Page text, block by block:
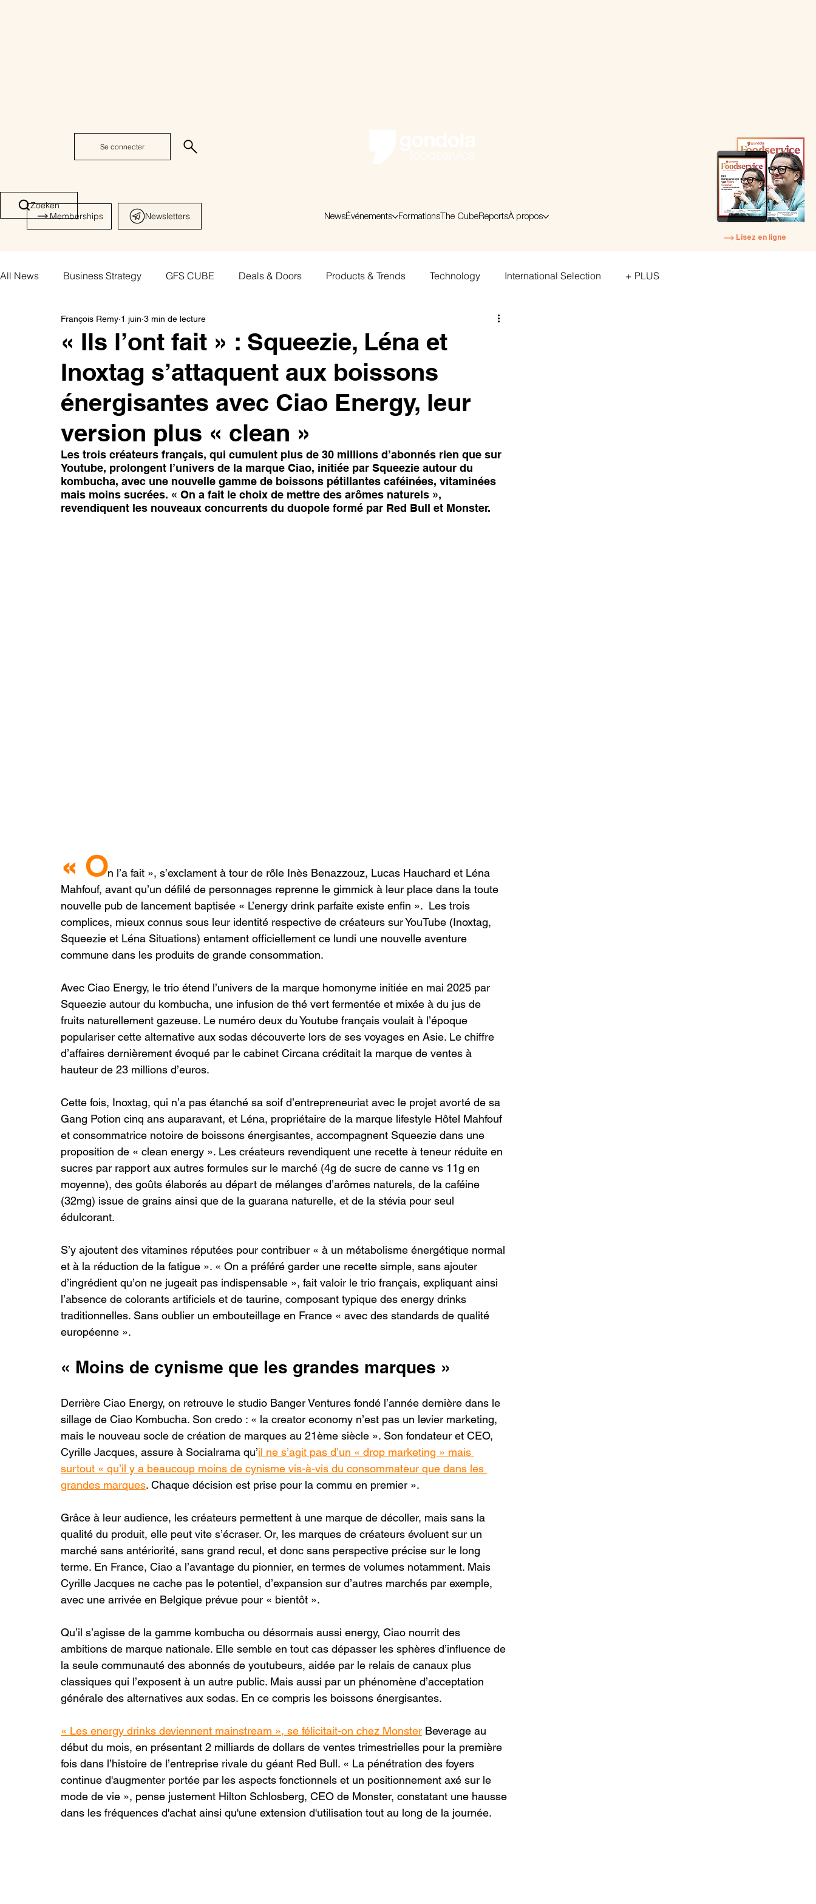
Zoeken
Se connecter
Memberships Newsletters NewsÉvénements Formations The CubeReportsÀ propos
Lisez en ligne
All News Business Strategy GFS CUBE Deals & Doors Products & Trends Technology International Selection + PLUS
« Ils l’ont fait » : Squeezie, Léna et
Inoxtag s’attaquent aux boissons
énergisantes avec Ciao Energy, leur
version plus « clean »
François Remy 1 juin 3 min de lecture
Les trois créateurs français, qui cumulent plus de 30 millions d’abonnés rien que sur
Youtube, prolongent l’univers de la marque Ciao, initiée par Squeezie autour du
kombucha, avec une nouvelle gamme de boissons pétillantes caféinées, vitaminées
mais moins sucrées. « On a fait le choix de mettre des arômes naturels »,
revendiquent les nouveaux concurrents du duopole formé par Red Bull et Monster.
« On l’a fait », s’exclament à tour de rôle Inès Benazzouz, Lucas Hauchard et Léna
Mahfouf, avant qu’un défilé de personnages reprenne le gimmick à leur place dans la toute
nouvelle pub de lancement baptisée « L’energy drink parfaite existe enfin ».  Les trois
complices, mieux connus sous leur identité respective de créateurs sur YouTube (Inoxtag,
Squeezie et Léna Situations) entament officiellement ce lundi une nouvelle aventure
commune dans les produits de grande consommation.
Avec Ciao Energy, le trio étend l’univers de la marque homonyme initiée en mai 2025 par
Squeezie autour du kombucha, une infusion de thé vert fermentée et mixée à du jus de
fruits naturellement gazeuse. Le numéro deux du Youtube français voulait à l’époque
populariser cette alternative aux sodas découverte lors de ses voyages en Asie. Le chiffre
d’affaires dernièrement évoqué par le cabinet Circana créditait la marque de ventes à
hauteur de 23 millions d’euros.
Cette fois, Inoxtag, qui n’a pas étanché sa soif d’entrepreneuriat avec le projet avorté de sa
Gang Potion cinq ans auparavant, et Léna, propriétaire de la marque lifestyle Hôtel Mahfouf
et consommatrice notoire de boissons énergisantes, accompagnent Squeezie dans une
proposition de « clean energy ». Les créateurs revendiquent une recette à teneur réduite en
sucres par rapport aux autres formules sur le marché (4g de sucre de canne vs 11g en
moyenne), des goûts élaborés au départ de mélanges d’arômes naturels, de la caféine
(32mg) issue de grains ainsi que de la guarana naturelle, et de la stévia pour seul
édulcorant.
S’y ajoutent des vitamines réputées pour contribuer « à un métabolisme énergétique normal
et à la réduction de la fatigue ». « On a préféré garder une recette simple, sans ajouter
d’ingrédient qu’on ne jugeait pas indispensable », fait valoir le trio français, expliquant ainsi
l’absence de colorants artificiels et de taurine, composant typique des energy drinks
traditionnelles. Sans oublier un embouteillage en France « avec des standards de qualité
européenne ».
« Moins de cynisme que les grandes marques »
Derrière Ciao Energy, on retrouve le studio Banger Ventures fondé l’année dernière dans le
sillage de Ciao Kombucha. Son credo : « la creator economy n’est pas un levier marketing,
mais le nouveau socle de création de marques au 21ème siècle ». Son fondateur et CEO,
Cyrille Jacques, assure à Socialrama qu’il ne s’agit pas d’un « drop marketing » mais
surtout « qu’il y a beaucoup moins de cynisme vis-à-vis du consommateur que dans les
grandes marques. Chaque décision est prise pour la commu en premier ».
Grâce à leur audience, les créateurs permettent à une marque de décoller, mais sans la
qualité du produit, elle peut vite s’écraser. Or, les marques de créateurs évoluent sur un
marché sans antériorité, sans grand recul, et donc sans perspective précise sur le long
terme. En France, Ciao a l’avantage du pionnier, en termes de volumes notamment. Mais
Cyrille Jacques ne cache pas le potentiel, d’expansion sur d’autres marchés par exemple,
avec une arrivée en Belgique prévue pour « bientôt ».
Qu’il s’agisse de la gamme kombucha ou désormais aussi energy, Ciao nourrit des
ambitions de marque nationale. Elle semble en tout cas dépasser les sphères d’influence de
la seule communauté des abonnés de youtubeurs, aidée par le relais de canaux plus
classiques qui l’exposent à un autre public. Mais aussi par un phénomène d’acceptation
générale des alternatives aux sodas. En ce compris les boissons énergisantes.
« Les energy drinks deviennent mainstream », se félicitait-on chez Monster Beverage au
début du mois, en présentant 2 milliards de dollars de ventes trimestrielles pour la première
fois dans l’histoire de l’entreprise rivale du géant Red Bull. « La pénétration des foyers
continue d'augmenter portée par les aspects fonctionnels et un positionnement axé sur le
mode de vie », pense justement Hilton Schlosberg, CEO de Monster, constatant une hausse
dans les fréquences d'achat ainsi qu'une extension d'utilisation tout au long de la journée.